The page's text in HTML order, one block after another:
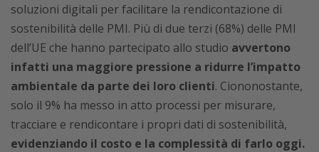
soluzioni digitali per facilitare la rendicontazione di
sostenibilità delle PMI. Più di due terzi (68%) delle PMI
dell’UE che hanno partecipato allo studio avvertono
infatti una maggiore pressione a ridurre l’impatto
ambientale da parte dei loro clienti. Ciononostante,
solo il 9% ha messo in atto processi per misurare,
tracciare e rendicontare i propri dati di sostenibilità,
evidenziando il costo e la complessità di farlo oggi.